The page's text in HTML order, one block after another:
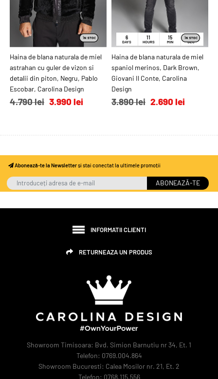
ADAUGĂ ÎN COŞ
Haina de blana naturala de miel
astrahan cu guler de vizon si
detalii din piton, Negru, Pablo
Escobar, Carolina Design
4.790 lei 3.990 lei
ADAUGĂ ÎN COŞ
6
DAYS
11
HOURS
15
MIN
56
SEC
Haina de blana naturala de miel
spaniol merinos, Dark Brown,
Giovani Il Conte, Carolina
Design
3.890 lei 2.690 lei
Abonează-te la Newsletterși stai conectat la ultimele promoții
ABONEAZĂ-TE
INFORMATII CLIENTI
RETURNEAZA UN PRODUS
Showroom Timisoara: Bvd. Simion Barnutiu nr 34, Et. 1
Telefon: 0769.004.864
Showroom Bucuresti: Calea Mosilor nr. 21, Et. 2
Telefon: 0768.115.556